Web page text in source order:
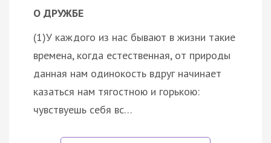
О ДРУЖБЕ
(1)У каждого из нас бывают в жизни такие
времена, когда естественная, от природы
данная нам одинокость вдруг начинает
казаться нам тягостною и горькою:
чувствуешь себя вс…